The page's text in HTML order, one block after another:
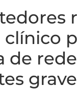
clínico
de